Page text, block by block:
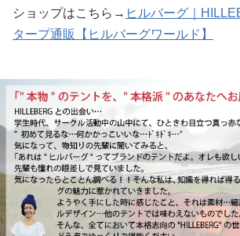
ショップはこちら→ ヒルバーグ｜
タープ通販【ヒルバーグワールド】